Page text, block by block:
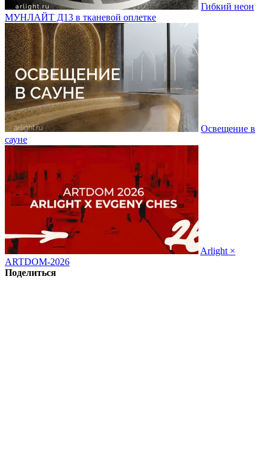
Гибкий неон
МУНЛАЙТ Д13 в тканевой оплетке
Освещение в
сауне
Arlight ×
ARTDOM-2026
Поделиться